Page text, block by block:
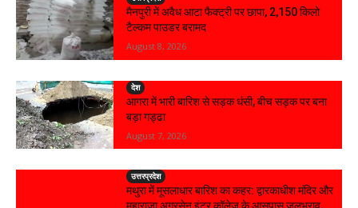
मैनपुरी में अवैध आटा फैक्ट्री पर छापा, 2,150 किलो
टैल्कम पाउडर बरामद
August 8, 2026
देश
आगरा में भारी बारिश से सड़क धंसी, बीच सड़क पर बना
बड़ा गड्ढा
August 7, 2026
उत्तरप्रदेश
मथुरा में मूसलाधार बारिश का कहर: द्वारकाधीश मंदिर और